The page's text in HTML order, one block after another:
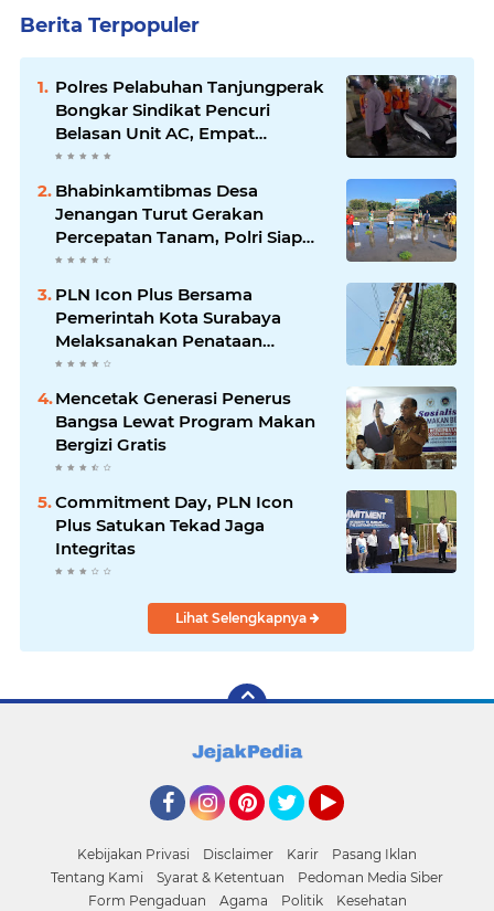
Berita Terpopuler
Polres Pelabuhan Tanjungperak
Bongkar Sindikat Pencuri
Belasan Unit AC, Empat
Tersangka Diamankan
Bhabinkamtibmas Desa
Jenangan Turut Gerakan
Percepatan Tanam, Polri Siap
Kawal Swasembada Pangan
PLN Icon Plus Bersama
Pemerintah Kota Surabaya
Melaksanakan Penataan
Jaringan Di Area Kota Lama
Mencetak Generasi Penerus
Bangsa Lewat Program Makan
Bergizi Gratis
Commitment Day, PLN Icon
Plus Satukan Tekad Jaga
Integritas
Lihat Selengkapnya
Kebijakan Privasi Disclaimer Karir
Pasang Iklan
Tentang Kami
Syarat & Ketentuan
Pedoman Media Siber
Form Pengaduan
Agama Politik Kesehatan